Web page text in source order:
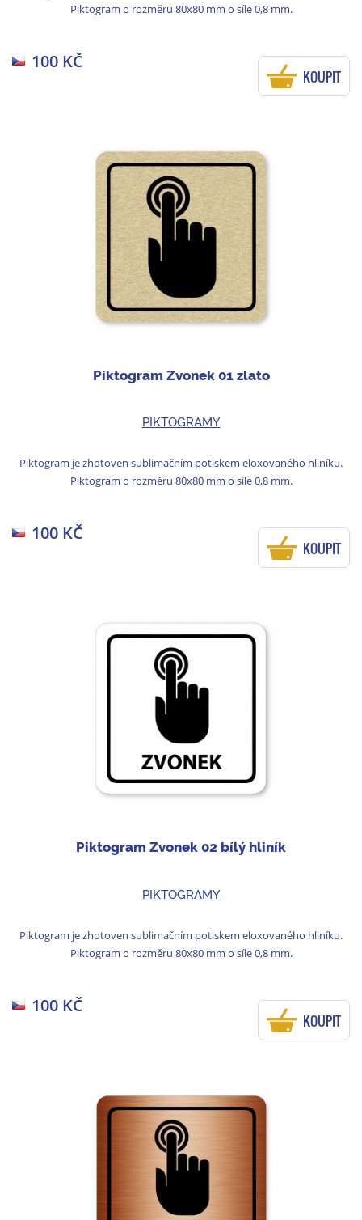
Piktogram o rozměru 80x80 mm o síle 0,8 mm.
100 KČ
KOUPIT
Piktogram Zvonek 01 zlato
PIKTOGRAMY
Piktogram je zhotoven sublimačním potiskem eloxovaného hliníku.
Piktogram o rozměru 80x80 mm o síle 0,8 mm.
100 KČ
KOUPIT
Piktogram Zvonek 02 bílý hliník
PIKTOGRAMY
Piktogram je zhotoven sublimačním potiskem eloxovaného hliníku.
Piktogram o rozměru 80x80 mm o síle 0,8 mm.
100 KČ
KOUPIT